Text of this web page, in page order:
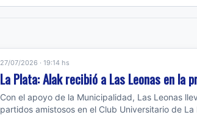
27/07/2026 · 19:14 hs
La Plata: Alak recibió a Las Leonas en la
Con el apoyo de la Municipalidad, Las Leonas
partidos amistosos en el Club Universitario de